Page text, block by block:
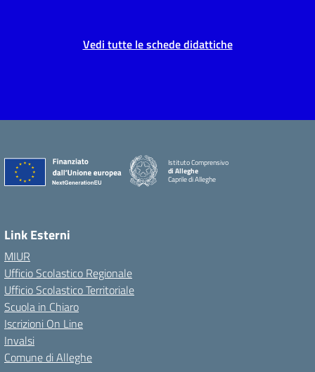
Vedi tutte le schede didattiche
Istituto Comprensivo
di Alleghe
Caprile di Alleghe
Link Esterni
MIUR
Ufficio Scolastico Regionale
Ufficio Scolastico Territoriale
Scuola in Chiaro
Iscrizioni On Line
Invalsi
Comune di Alleghe